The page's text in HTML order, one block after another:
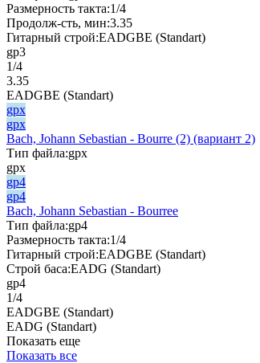
Размерность такта:1/4
Продолж-сть, мин:3.35
Гитарный строй:EADGBE (Standart)
gp3
1/4
3.35
EADGBE (Standart)
gpx
gpx
Bach, Johann Sebastian - Bourre (2) (вариант 2)
Тип файла:gpx
gpx
gp4
gp4
Bach, Johann Sebastian - Bourree
Тип файла:gp4
Размерность такта:1/4
Гитарный строй:EADGBE (Standart)
Строй баса:EADG (Standart)
gp4
1/4
EADGBE (Standart)
EADG (Standart)
Показать еще
Показать все